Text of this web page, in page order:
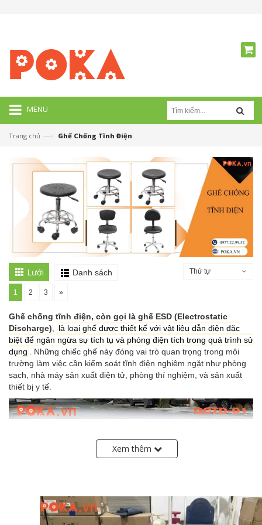
MENU
Trang chủ —› Ghế Chống Tĩnh Điện
Lưới Danh sách Thứ tự
1 2 3 »
Ghế chống tĩnh điện, còn gọi là ghế ESD (Electrostatic
Discharge)
là loại ghế được thiết kế với vật liệu dẫn điện đặc
biệt để ngăn ngừa sự tích tụ và phóng điện tích trong quá trình sử
dụng
. Những chiếc ghế này đóng vai trò quan trọng trong môi
trường làm việc cần kiểm soát tĩnh điện nghiêm ngặt như phòng
sạch, nhà máy sản xuất điện tử, phòng thí nghiệm, và sản xuất
thiết bị y tế.
Xem thêm